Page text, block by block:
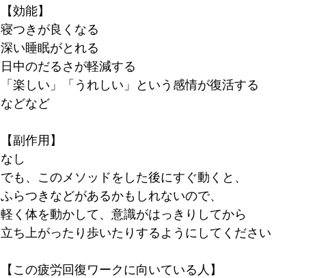
【効能】
寝つきが良くなる
深い睡眠がとれる
日中のだるさが軽減する
「楽しい」「うれしい」という感情が復活する
などなど
【副作用】
なし
でも、このメソッドをした後にすぐ動くと、
ふらつきなどがあるかもしれないので、
軽く体を動かして、意識がはっきりしてから
立ち上がったり歩いたりするようにしてください
【この疲労回復ワークに向いている人】